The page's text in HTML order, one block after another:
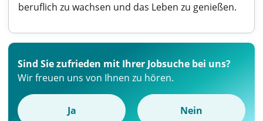
beruflich zu wachsen und das Leben zu genießen.
Sind Sie zufrieden mit Ihrer Jobsuche bei uns?
Wir freuen uns von Ihnen zu hören.
Ja Nein